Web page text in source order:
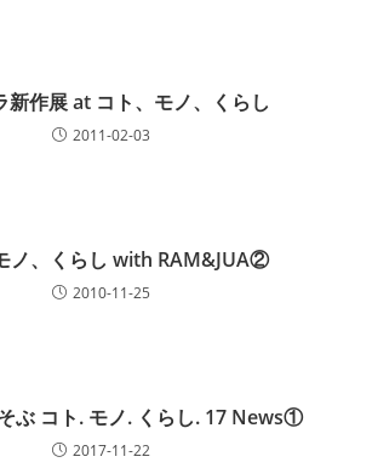
新作展 at コト、モノ、くらし
2011-02-03
ノ、くらし with RAM&JUA②
2010-11-25
ぶ コト. モノ. くらし. 17 News①
2017-11-22